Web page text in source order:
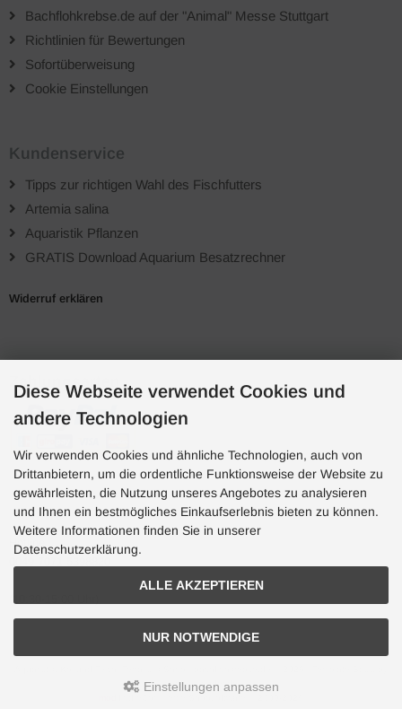
Bachflohkrebse.de auf der "Animal" Messe Stuttgart
Richtlinien für Bewertungen
Sofortüberweisung
Cookie Einstellungen
Kundenservice
Tipps zur richtigen Wahl des Fischfutters
Artemia salina
Aquaristik Pflanzen
GRATIS Download Aquarium Besatzrechner
Widerruf erklären
Zahlungsarten
Hotline
Hotline
(10:30-15:00 Uhr)
andreas-guder.de
Diese Webseite verwendet Cookies und
andere Technologien
Wir verwenden Cookies und ähnliche Technologien, auch von
Drittanbietern, um die ordentliche Funktionsweise der Website zu
gewährleisten, die Nutzung unseres Angebotes zu analysieren
und Ihnen ein bestmögliches Einkaufserlebnis bieten zu können.
Weitere Informationen finden Sie in unserer
Datenschutzerklärung.
ALLE AKZEPTIEREN
NUR NOTWENDIGE
Einstellungen anpassen